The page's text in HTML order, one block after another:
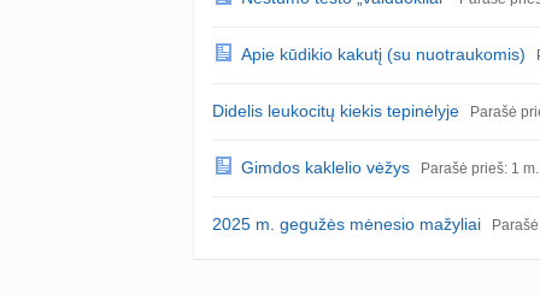
Apie kūdikio kakutį (su nuotraukomis)
Didelis leukocitų kiekis tepinėlyje Parašė
Gimdos kaklelio vėžys Parašė prieš: 1 m.
2025 m. gegužės mėnesio mažyliai